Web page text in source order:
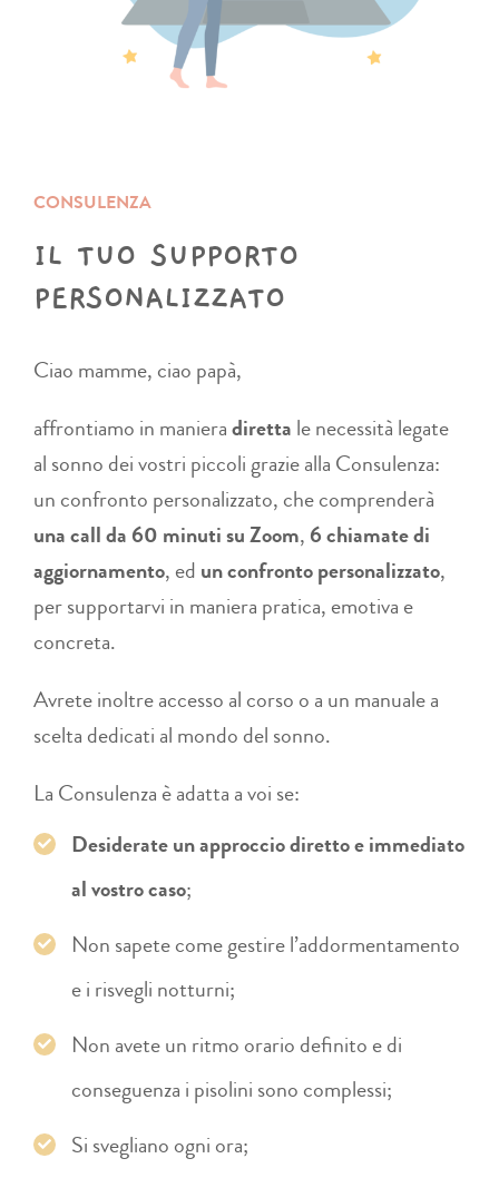
CONSULENZA
IL TUO SUPPORTO
PERSONALIZZATO
Ciao mamme, ciao papà,
affrontiamo in manieradiretta le necessità legate
al sonno dei vostri piccoli grazie alla Consulenza:
un confronto personalizzato, che comprenderà
una call da 60 minuti su Zoom, 6 chiamate di
aggiornamento, ed un confronto personalizzato,
per supportarvi in maniera pratica, emotiva e
concreta.
Avrete inoltre accesso al corso o a un manuale a
scelta dedicati al mondo del sonno.
La Consulenza è adatta a voi se:
Desiderate un approccio diretto e immediato
al vostro caso;
Non sapete come gestire l’addormentamento
e i risvegli notturni;
Non avete un ritmo orario definito e di
conseguenza i pisolini sono complessi;
Si svegliano ogni ora;